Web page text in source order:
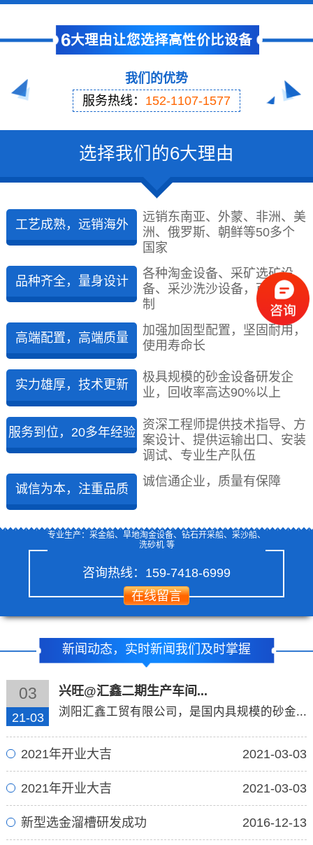
6大理由让您选择高性价比设备
我们的优势
服务热线： 152-1107-1577
选择我们的6大理由
工艺成熟，远销海外
远销东南亚、外蒙、非洲、美
洲、俄罗斯、朝鲜等50多个
国家
品种齐全，量身设计
各种淘金设备、采矿选矿设
备、采沙洗沙设备，可量身定
制
高端配置，高端质量
加强加固型配置，坚固耐用，
使用寿命长
实力雄厚，技术更新
极具规模的砂金设备研发企
业，回收率高达90%以上
服务到位，20多年经验
资深工程师提供技术指导、方
案设计、提供运输出口、安装
调试、专业生产队伍
诚信为本，注重品质
诚信通企业，质量有保障
专业生产：采金船、旱地淘金设备、钻石开采船、采沙船、
洗砂机 等
咨询热线： 159-7418-6999
在线留言
新闻动态，实时新闻我们及时掌握
03
21-03
兴旺@汇鑫二期生产车间...
浏阳汇鑫工贸有限公司，是国内具规模的砂金...
2021年开业大吉 2021-03-03
2021年开业大吉 2021-03-03
新型选金溜槽研发成功 2016-12-13